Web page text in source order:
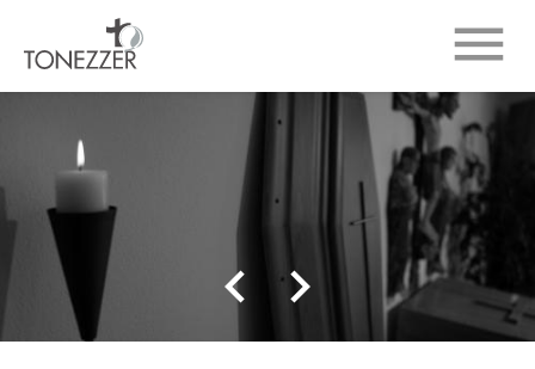
ÜBER UNS
BESTATTUNGEN
TRAUERANZEIGEN
KONTAKT

 